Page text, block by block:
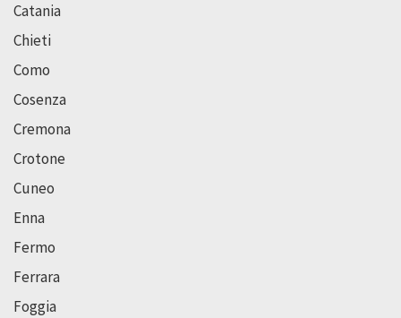
Catania
Chieti
Como
Cosenza
Cremona
Crotone
Cuneo
Enna
Fermo
Ferrara
Foggia